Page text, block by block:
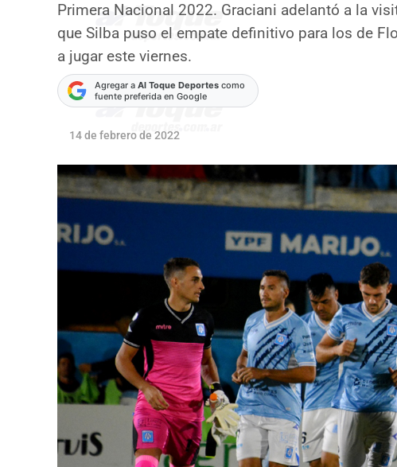
Primera Nacional 2022. Graciani adelantó a la
que Silba puso el empate definitivo para los de
a jugar este viernes.
Agregar a Al Toque Deportes como
fuente preferida en Google
14 de febrero de 2022